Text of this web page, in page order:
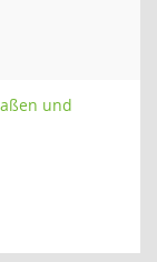
und